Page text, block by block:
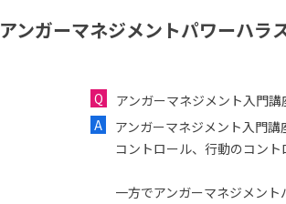
アンガーマネジメントパワーハラ
アンガーマネジメント入門
アンガーマネジメント入門
コントロール、行動のコント
一方でアンガーマネジメン